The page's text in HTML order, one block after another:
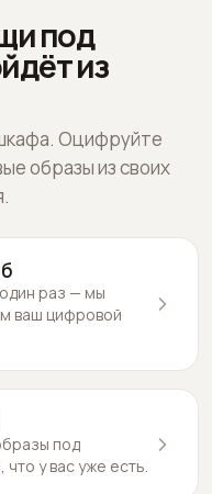
под
из
Оцифруйте
образы из своих
раз — мы
ваш цифровой
под
у вас уже есть.